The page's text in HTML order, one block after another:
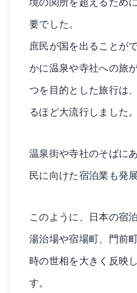
要でした。
庶民が国を出ることが
かに温泉や寺社への旅
つを目的とした旅行は
るほど大流行しました。
温泉街や寺社のそばに
民に向けた宿泊業も発
このように、日本の宿
湯治場や宿場町、門前
時の世相を大きく反映
す。